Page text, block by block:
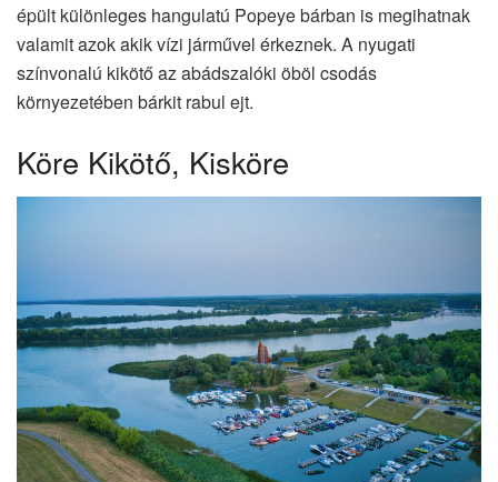
épült különleges hangulatú Popeye bárban is megihatnak
valamit azok akik vízi járművel érkeznek. A nyugati
színvonalú kikötő az abádszalóki öböl csodás
környezetében bárkit rabul ejt.
Köre Kikötő, Kisköre